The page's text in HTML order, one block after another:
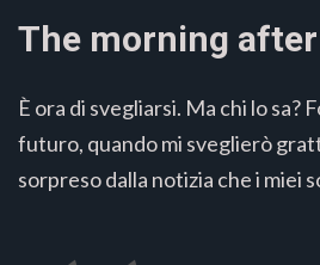
The morning after
È ora di svegliarsi. Ma chi lo sa?
futuro, quando mi sveglierò
sorpreso dalla notizia che i miei